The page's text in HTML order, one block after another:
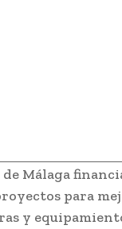
Málaga
para
y